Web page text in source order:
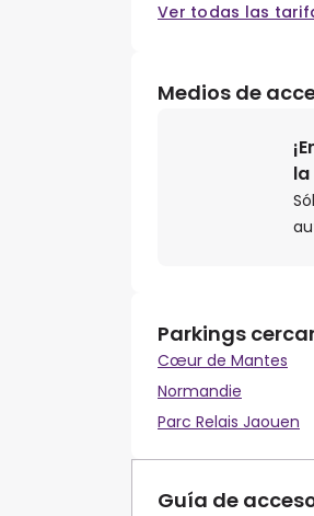
Ver todas las
Medios de
Parkings
Cœur de Mantes
Normandie
Parc Relais Jaouen
Guía de